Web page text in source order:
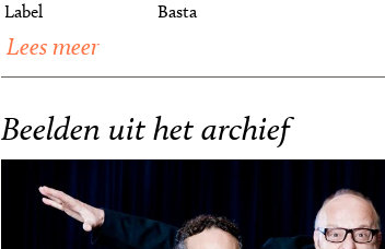
Label
Basta
Lees meer
Beelden uit het archief